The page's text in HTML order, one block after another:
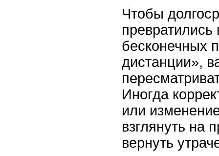
Чтобы
превратились
бесконечных
дистанции»,
Иногда
или
взглянуть на
вернуть